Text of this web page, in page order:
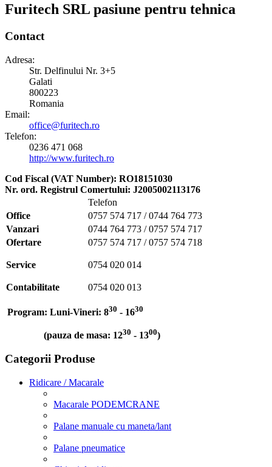
Furitech SRL pasiune pentru tehnica
Contact
Adresa:
Str. Delfinului Nr. 3+5
Galati
800223
Romania
Email:
office@furitech.ro
Telefon:
0236 471 068
http://www.furitech.ro
Cod Fiscal (VAT Number): RO18151030
Nr. ord. Registrul Comertului: J2005002113176
Telefon
Office
0757 574 717 / 0744 764 773
Vanzari
0744 764 773 / 0757 574 717
Ofertare
0757 574 717 / 0757 574 718
Service 0754 020 014
Contabilitate 0754 020 013
Program: Luni-Vineri: 830 - 1630
(pauza de masa: 1230 - 1300)
Categorii Produse
Ridicare / Macarale
Macarale PODEMCRANE
Palane manuale cu maneta/lant
Palane pneumatice